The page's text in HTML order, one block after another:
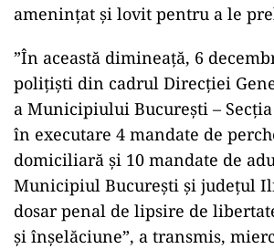
ameninţat şi lovit pentru a le
”În această dimineaţă, 6
poliţişti din cadrul Direcţiei
a Municipiului Bucureşti –
în executare 4 mandate de
domiciliară şi 10 mandate de
Municipiul Bucureşti şi judeţul
dosar penal de lipsire de
şi înşelăciune”, a transmis,